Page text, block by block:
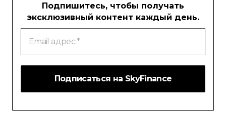
Подпишитесь, чтобы получать
эксклюзивный контент каждый день.
Email
адрес